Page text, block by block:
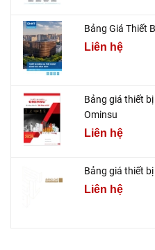
Bảng Giá Thiết
Liên hệ
Bảng giá thiết
Ominsu
Liên hệ
Bảng giá thiết bị
Liên hệ